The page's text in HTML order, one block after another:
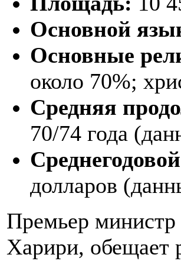
Основной
Основные
около 70%;
Средняя
70/74 года
долларов
Премьер министр
Харири, обещает